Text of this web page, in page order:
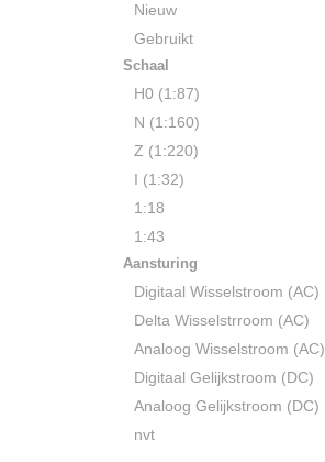
Nieuw
Gebruikt
Schaal
H0 (1:87)
N (1:160)
Z (1:220)
I (1:32)
1:18
1:43
Aansturing
Digitaal Wisselstroom (AC)
Delta Wisselstrroom (AC)
Analoog Wisselstroom (AC)
Digitaal Gelijkstroom (DC)
Analoog Gelijkstroom (DC)
nvt